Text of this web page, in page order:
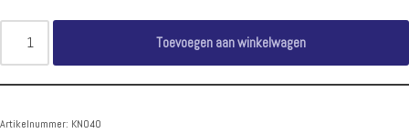
Toevoegen aan winkelwagen
Artikelnummer: KN040